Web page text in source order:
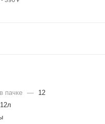
пачке —
12